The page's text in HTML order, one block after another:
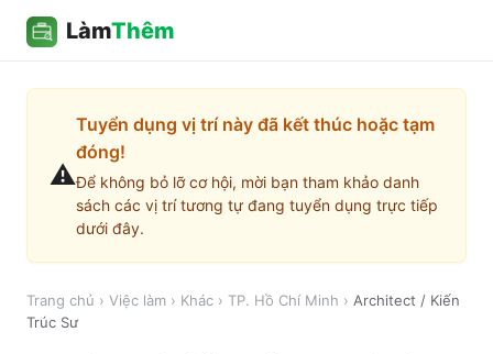
LàmThêm
⚠️
Tuyển dụng vị trí này đã kết thúc hoặc tạm
đóng!
Để không bỏ lỡ cơ hội, mời bạn tham khảo danh
sách các vị trí tương tự đang tuyển dụng trực tiếp
dưới đây.
Trang chủ › Việc làm › Khác › TP. Hồ Chí Minh › Architect / Kiến
Trúc Sư